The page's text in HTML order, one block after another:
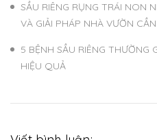
SẦU RIÊNG RỤNG TRÁI NON
VÀ GIẢI PHÁP NHÀ VƯỜN
5 BỆNH SẦU RIÊNG THƯỜNG
HIỆU QUẢ